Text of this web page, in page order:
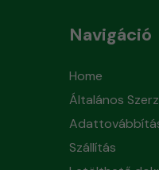
Navigáció
Home
Általános
Szállítás